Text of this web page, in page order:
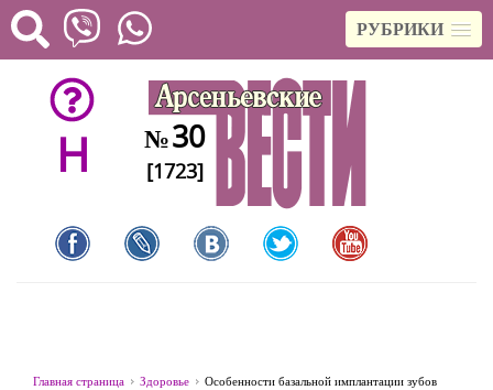
РУБРИКИ
H №30
[1723]
Главная страница Здоровье Особенности базальной имплантации зубов